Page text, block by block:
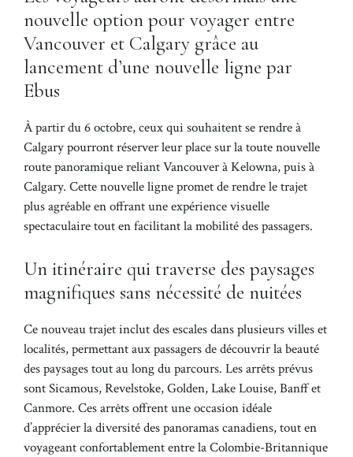
nouvelle option pour voyager entre
Vancouver et Calgary grâce au
lancement d’une nouvelle ligne par
Ebus
À partir du 6 octobre, ceux qui souhaitent se rendre à
Calgary pourront réserver leur place sur la toute nouvelle
route panoramique reliant Vancouver à Kelowna, puis à
Calgary. Cette nouvelle ligne promet de rendre le trajet
plus agréable en offrant une expérience visuelle
spectaculaire tout en facilitant la mobilité des passagers.
Un itinéraire qui traverse des paysages
magnifiques sans nécessité de nuitées
Ce nouveau trajet inclut des escales dans plusieurs villes et
localités, permettant aux passagers de découvrir la beauté
des paysages tout au long du parcours. Les arrêts prévus
sont Sicamous, Revelstoke, Golden, Lake Louise, Banff et
Canmore. Ces arrêts offrent une occasion idéale
d’apprécier la diversité des panoramas canadiens, tout en
voyageant confortablement entre la Colombie-Britannique